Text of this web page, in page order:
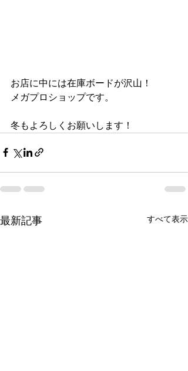
お店に中には在庫ボードが沢山！
メガプロショップです。
冬もよろしくお願いします！
最新記事 すべて表示